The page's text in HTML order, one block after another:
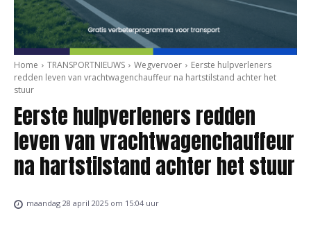
Home TRANSPORTNIEUWS Wegvervoer
Eerste hulpverleners
redden leven van vrachtwagenchauffeur na hartstilstand achter het
stuur
Eerste hulpverleners redden
leven van vrachtwagenchauffeur
na hartstilstand achter het stuur
maandag 28 april 2025 om 15:04 uur